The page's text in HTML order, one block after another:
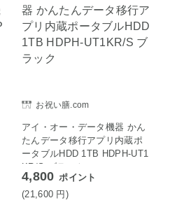
お祝い膳.com
アイ・オー・データ機器 かん
たんデータ移行アプリ内蔵ポ
ータブルHDD 1TB HDPH-UT1
KR/S ブラック
4,800 ポイント
(21,600 円)